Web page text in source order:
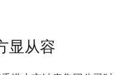
显从容